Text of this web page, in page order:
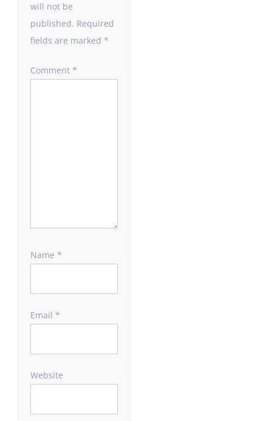
will not be
published. Required
fields are marked *
Comment *
Name *
Email *
Website